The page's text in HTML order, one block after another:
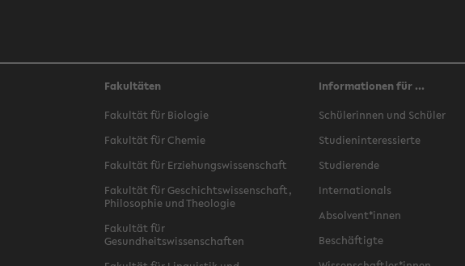
Fakultäten
Fakultät für Biologie
Fakultät für Chemie
Fakultät für Erziehungswissenschaft
Fakultät für Geschichtswissenschaft,
Philosophie und Theologie
Fakultät für
Gesundheitswissenschaften
Informationen für ...
Schülerinnen und Schüler
Studieninteressierte
Studierende
Internationals
Absolvent*innen
Beschäftigte